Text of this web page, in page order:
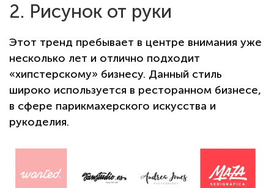
2. Рисунок от руки
Этот тренд пребывает в центре внимания уже
несколько лет и отлично подходит
«хипстерскому» бизнесу. Данный стиль
широко используется в ресторанном бизнесе,
в сфере парикмахерского искусства и
рукоделия.